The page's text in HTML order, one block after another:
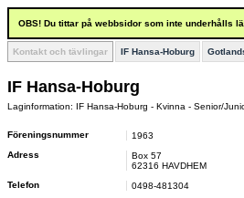
OBS! Du tittar på webbsidor som inte underhålls
Kontakt och tävlingar IF Hansa-Hoburg
IF Hansa-Hoburg
Laginformation: IF Hansa-Hoburg - Kvinna - Senior/
Föreningsnummer
1963
Adress
Box 57
62316 HAVDHEM
Telefon
0498-481304